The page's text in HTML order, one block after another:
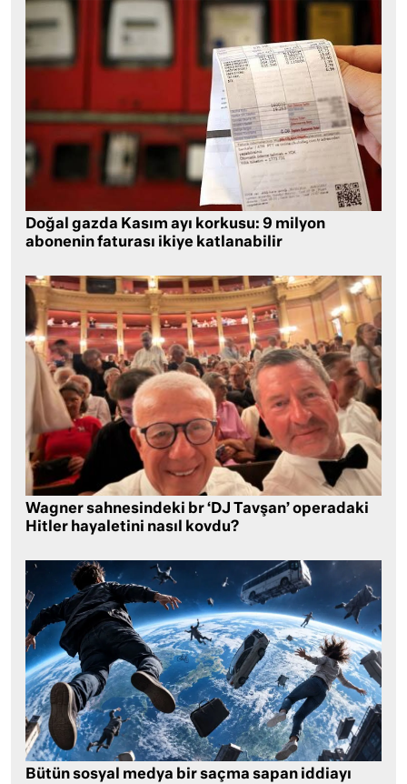
Doğal gazda Kasım ayı korkusu: 9 milyon
abonenin faturası ikiye katlanabilir
Wagner sahnesindeki br ‘DJ Tavşan’ operadaki
Hitler hayaletini nasıl kovdu?
Bütün sosyal medya bir saçma sapan iddiayı